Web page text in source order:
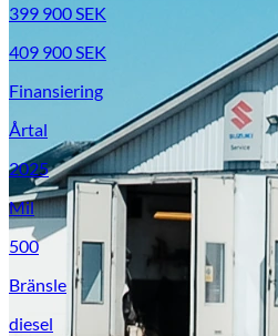
399 900SEK
409 900SEK
Finansiering
Årtal
2025
Mil
500
Bränsle
diesel